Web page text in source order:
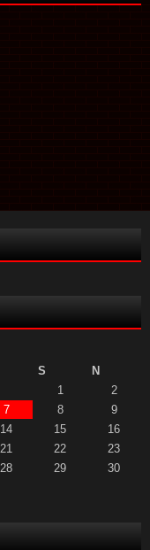
S
N
1
2
7 8
9
14 15
16
21 22
23
28 29
30